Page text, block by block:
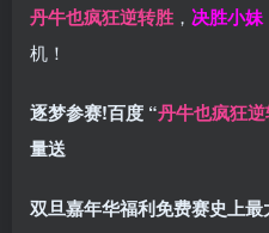
丹牛也疯狂逆转胜， 决胜小妹
机！
逐梦参赛!百度 “丹牛也疯狂
量送
双旦嘉年华福利免费赛史上最